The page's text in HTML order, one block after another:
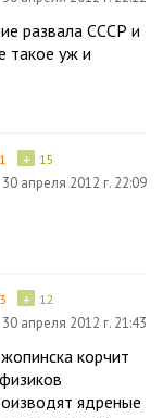
развала СССР и
такое уж и
+ 15
1
30 апреля 2012 г. 22:09
+ 12
3
30 апреля 2012 г. 21:43
корчит
ядреные